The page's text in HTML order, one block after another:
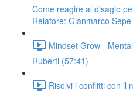
Come reagire al disagio
Relatore: Gianmarco
Mindset Grow -
Ruberti (57:41)
Risolvi i conflitti con il